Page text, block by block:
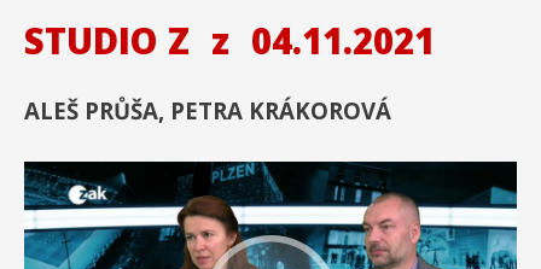
STUDIO Z z 04.11.2021
ALEŠ PRŮŠA, PETRA KRÁKOROVÁ